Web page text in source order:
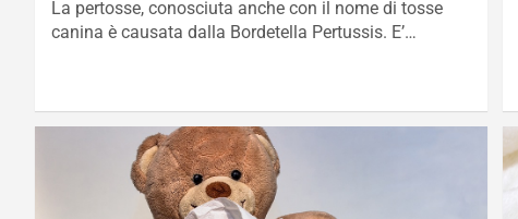
La pertosse, conosciuta anche con il nome di tosse
canina è causata dalla Bordetella Pertussis. E’…